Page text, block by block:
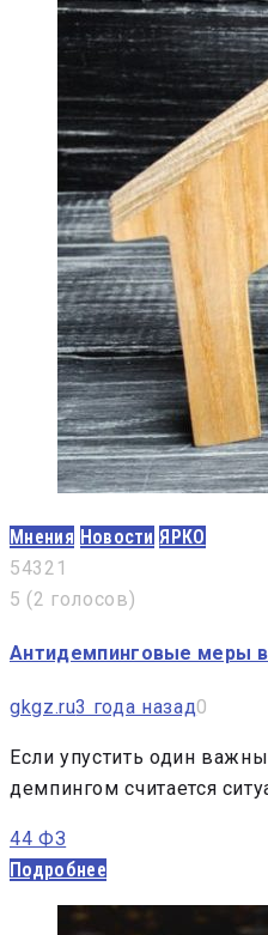
Мнения Новости ЯРКО
543 2 1
5 (2 голосов)
Антидемпинговые меры в
gkgz.ru3 года назад0
Если упустить один
демпингом считается
44 ФЗ
Подробнее